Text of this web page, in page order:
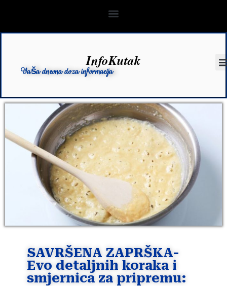
InfoKutak
Vaša dnevna doza informacija
SAVRŠENA ZAPRŠKA-
Evo detaljnih koraka i
smjernica za pripremu: